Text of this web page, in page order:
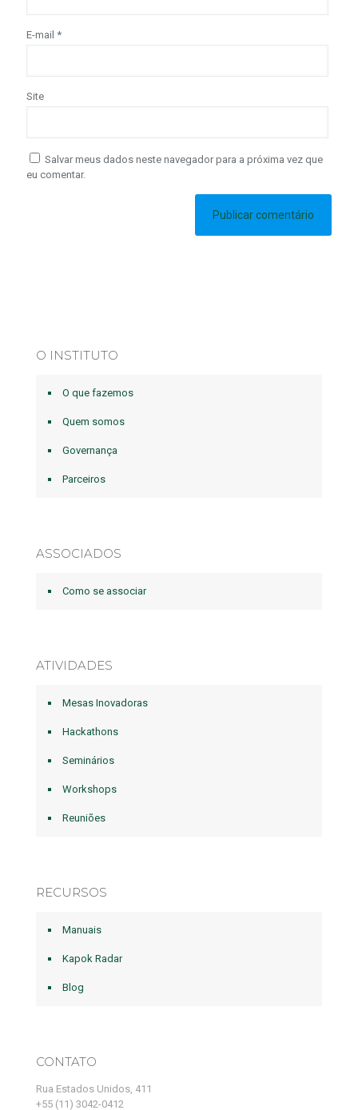
E-mail *
Site
Salvar meus dados neste navegador para a próxima vez que
eu comentar.
O INSTITUTO
O que fazemos
Quem somos
Governança
Parceiros
ASSOCIADOS
Como se associar
ATIVIDADES
Mesas Inovadoras
Hackathons
Seminários
Workshops
Reuniões
RECURSOS
Manuais
Kapok Radar
Blog
CONTATO
Rua Estados Unidos, 411
+55 (11) 3042-0412